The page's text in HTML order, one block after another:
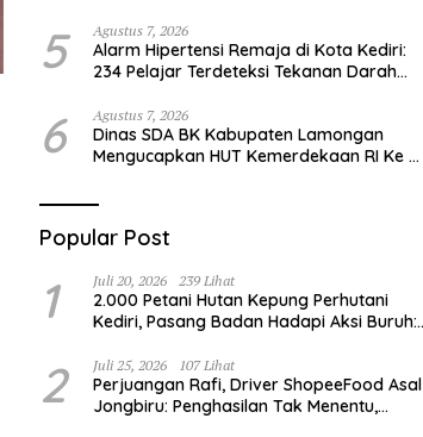
5 Agustus 7, 2026
Alarm Hipertensi Remaja di Kota Kediri:
234 Pelajar Terdeteksi Tekanan Darah
6 Agustus 7, 2026
Dinas SDA BK Kabupaten Lamongan
Mengucapkan HUT Kemerdekaan RI Ke –
Popular Post
1 Juli 20, 2026 239 Lihat
2.000 Petani Hutan Kepung Perhutani
Kediri, Pasang Badan Hadapi Aksi Buruh:
Hutan”
2 Juli 25, 2026 107 Lihat
Perjuangan Rafi, Driver ShopeeFood Asal
Jongbiru: Penghasilan Tak Menentu,